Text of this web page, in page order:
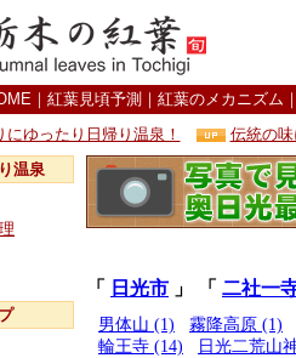
｜ 紅葉見頃予測 ｜ 紅葉のメカニズム
にゆったり日帰り温泉！
伝統の
温泉
「 日光市 」 「 二社一
男体山 (1)
霧降高原 (1)
輪王寺 (14)
日光二荒山